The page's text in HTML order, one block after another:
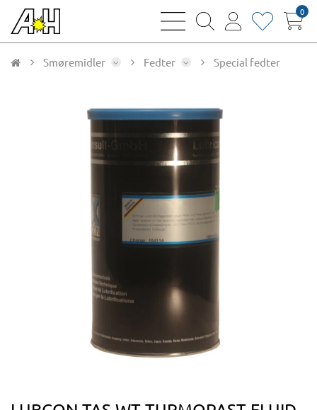
bars
magnifying
user
heart0
Smøremidler Fedter Special fedter